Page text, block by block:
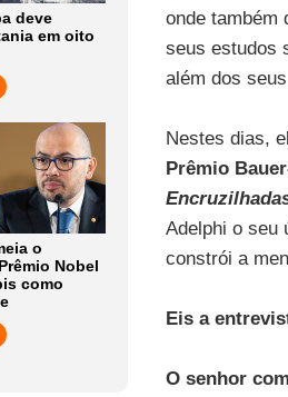
deve
em oito
o
Nobel
como
onde também
seus estudos
além dos
Nestes dias,
Prêmio
Adelphi o seu
constrói a
Eis a
O senhor